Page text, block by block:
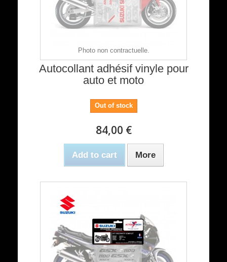
Photo non contractuelle.
Autocollant adhésif vinyle pour
auto et moto
Out of stock
84,00 €
Add to cart More